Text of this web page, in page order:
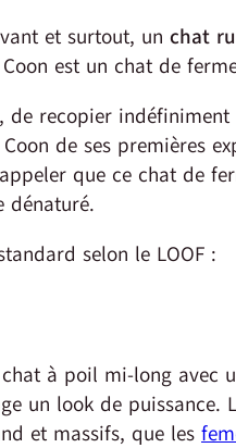
et surtout, un chat
est un chat de
de recopier
de ses premières
que ce chat de
dénaturé.
selon le LOOF :
à poil mi-long avec
un look de puissance.
et massifs, que les